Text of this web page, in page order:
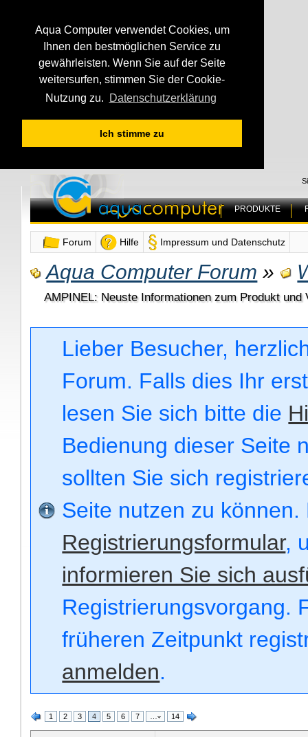
Aqua Computer verwendet Cookies, um
Ihnen den bestmöglichen Service zu
gewährleisten. Wenn Sie auf der Seite
weitersurfen, stimmen Sie der Cookie-
Nutzung zu.
Datenschutzerklärung
Ich stimme zu
PRODUKTE
Forum Hilfe Impressum und Datenschutz
Aqua Computer Forum »
AMPINEL: Neuste Informationen zum Produkt und
Lieber Besucher,
Forum. Falls dies Ihr
lesen Sie sich bitte die
Bedienung dieser Seite
sollten Sie sich
Seite nutzen zu
Registrierungsformular,
informieren Sie sich
Registrierungsvorgang.
früheren Zeitpunkt
anmelden.
1 2 3 4 5 6 7 … 14